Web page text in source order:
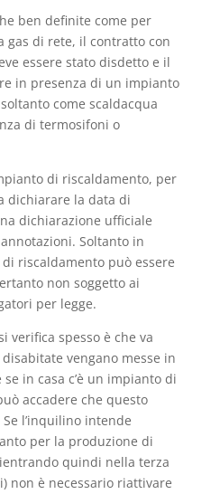
ben definite come per
gas di rete, il contratto con
essere stato disdetto e il
in presenza di un impianto
come scaldacqua
di termosifoni o
di riscaldamento, per
dichiarare la data di
dichiarazione ufficiale
Soltanto in
riscaldamento può essere
non soggetto ai
per legge.
verifica spesso è che va
vengano messe in
in casa c’è un impianto di
accadere che questo
l’inquilino intende
per la produzione di
quindi nella terza
non è necessario riattivare